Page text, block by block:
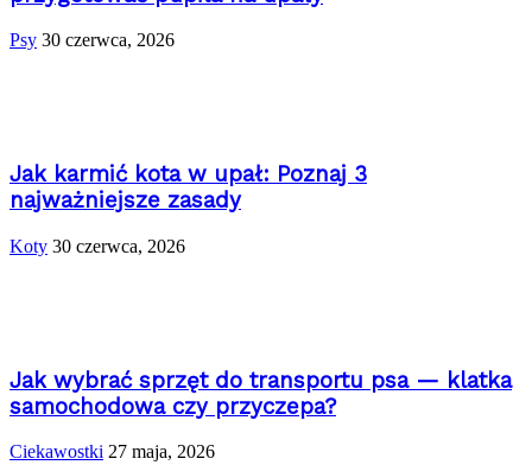
Psy 30 czerwca, 2026
Jak karmić kota w upał: Poznaj 3
najważniejsze zasady
Koty 30 czerwca, 2026
Jak wybrać sprzęt do transportu psa — klatka
samochodowa czy przyczepa?
Ciekawostki 27 maja, 2026